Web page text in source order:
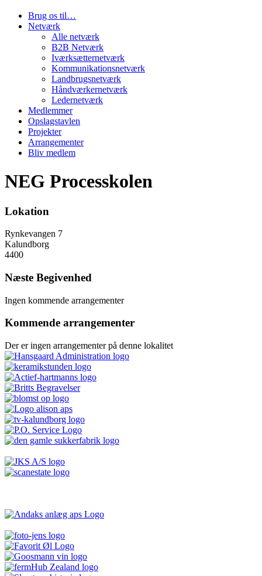
Brug os til…
Netværk
Alle netværk
B2B Netværk
Iværksætternetværk
Kommunikationsnetværk
Landbrugsnetværk
Håndværkernetværk
Ledernetværk
Medlemmer
Opslagstavlen
Projekter
Arrangementer
Bliv medlem
NEG Processkolen
Lokation
Rynkevangen 7
Kalundborg
4400
Næste Begivenhed
Ingen kommende arrangementer
Kommende arrangementer
Der er ingen arrangementer på denne lokalitet